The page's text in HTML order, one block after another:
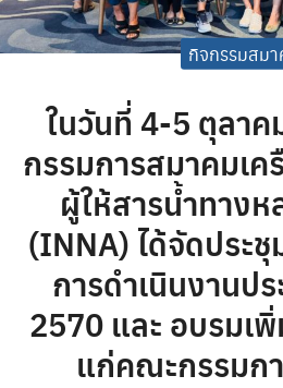
กิจกรรมสม
ในวันที่ 4-5 ตุลา
กรรมการสมาคมเ
ผู้ให้สารน้ำทางห
(INNA) ได้จัดประ
การดำเนินงานป
2570 และ อบรมเ
แก่คณะกรรมก